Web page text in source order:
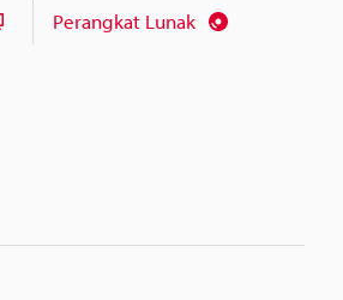
Perangkat Lunak